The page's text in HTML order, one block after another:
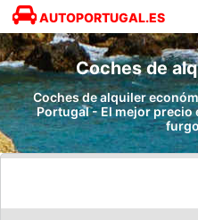
AUTOPORTUGAL.ES
Coches de
Coches de alquiler
Portugal - El mejor precio